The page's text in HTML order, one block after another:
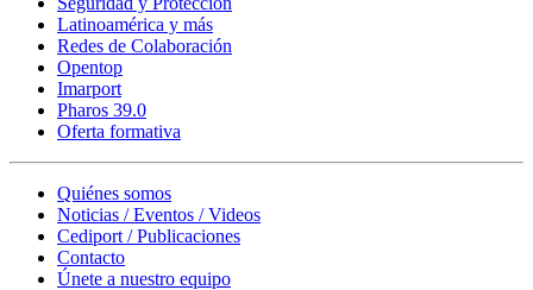
Latinoamérica y más
Redes de Colaboración
Opentop
Imarport
Pharos 39.0
Oferta formativa
Quiénes somos
Noticias / Eventos / Videos
Cediport / Publicaciones
Contacto
Únete a nuestro equipo